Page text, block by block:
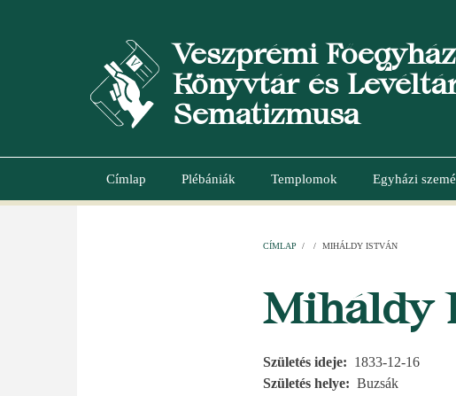
Veszprémi
Könyvtár és
Sematizmusa
Main
Címlap Plébániák Templomok Egyházi
CÍMLAP / / MIHÁLDY ISTVÁN
Miháldy
Születés ideje
1833-12-16
Születés helye
Buzsák